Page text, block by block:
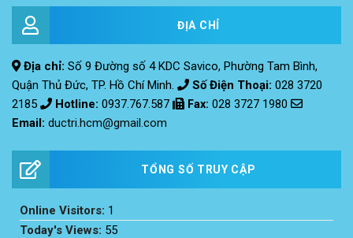
ĐỊA CHỈ
Địa chỉ: Số 9 Đường số 4 KDC Savico, Phường Tam Bình,
Quận Thủ Đức, TP. Hồ Chí Minh.
Số Điện Thoại: 028 3720
2185
Hotline: 0937.767.587 Fax: 028 3727 1980
Email: ductri.hcm@gmail.com
TỔNG SỐ TRUY CẬP
Online Visitors: 1
Today's Views: 55